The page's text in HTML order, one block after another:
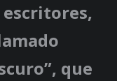
que